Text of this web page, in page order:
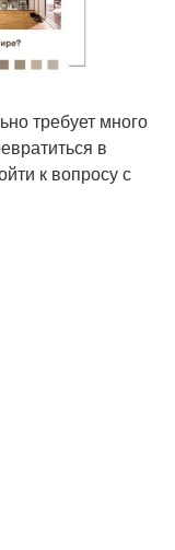
требует много
в
к вопросу с